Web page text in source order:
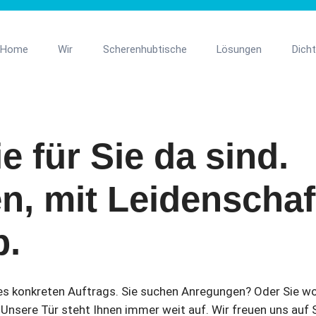
Home Wir Scherenhubtische
Herkules Tandemscherenhubtisch
Lösungen
für Menschen mit
kostengünstig. Mit oder
Personenbeförderung.
Logistik.
bauen fast alles was sich
oder senkt.
für Sie da sind.
mit
konkreten Auftrags. Sie suchen Anregungen? Oder Sie
Tür steht Ihnen immer weit auf. Wir freuen uns auf